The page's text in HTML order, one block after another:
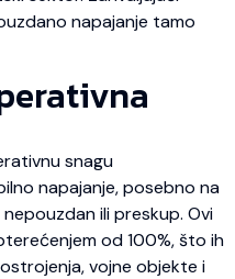
napajanje tamo
snagu
napajanje, posebno na
ili preskup. Ovi
od 100%, što ih
vojne objekte i